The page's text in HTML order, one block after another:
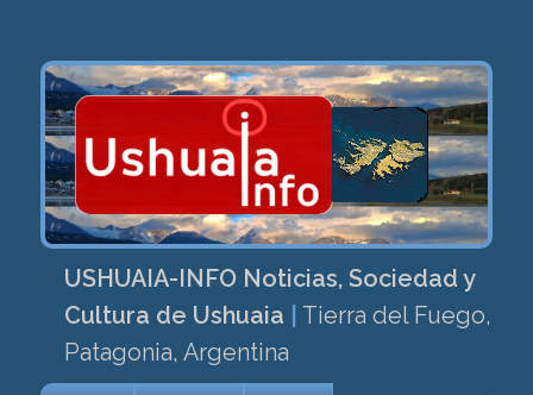
USHUAIA-INFO Noticias, Sociedad y
Cultura de Ushuaia
Tierra del Fuego,
Patagonia, Argentina